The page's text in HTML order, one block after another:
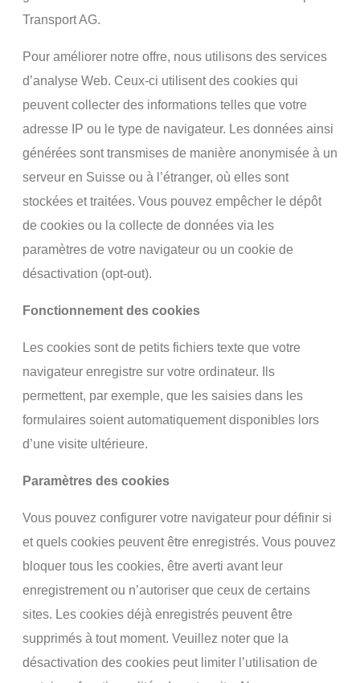
Transport AG.
Pour améliorer notre offre, nous utilisons des services
d’analyse Web. Ceux-ci utilisent des cookies qui
peuvent collecter des informations telles que votre
adresse IP ou le type de navigateur. Les données ainsi
générées sont transmises de manière anonymisée à un
serveur en Suisse ou à l’étranger, où elles sont
stockées et traitées. Vous pouvez empêcher le dépôt
de cookies ou la collecte de données via les
paramètres de votre navigateur ou un cookie de
désactivation (opt-out).
Fonctionnement des cookies
Les cookies sont de petits fichiers texte que votre
navigateur enregistre sur votre ordinateur. Ils
permettent, par exemple, que les saisies dans les
formulaires soient automatiquement disponibles lors
d’une visite ultérieure.
Paramètres des cookies
Vous pouvez configurer votre navigateur pour définir si
et quels cookies peuvent être enregistrés. Vous pouvez
bloquer tous les cookies, être averti avant leur
enregistrement ou n’autoriser que ceux de certains
sites. Les cookies déjà enregistrés peuvent être
supprimés à tout moment. Veuillez noter que la
désactivation des cookies peut limiter l’utilisation de